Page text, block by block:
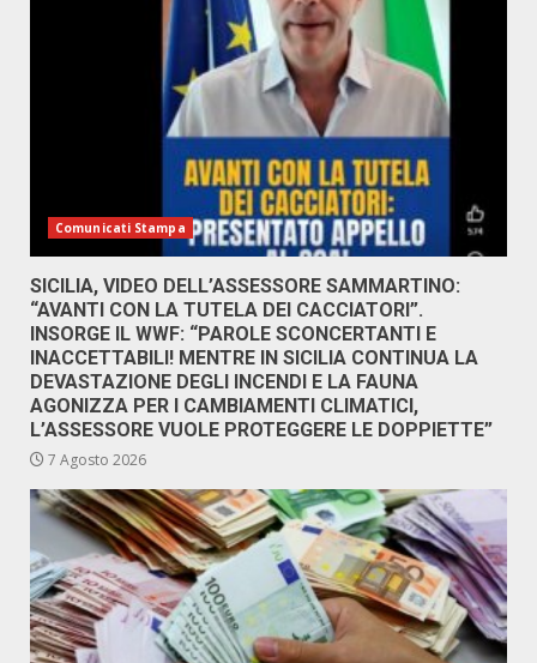
Comunicati Stampa
SICILIA, VIDEO DELL’ASSESSORE SAMMARTINO:
“AVANTI CON LA TUTELA DEI CACCIATORI”.
INSORGE IL WWF: “PAROLE SCONCERTANTI E
INACCETTABILI! MENTRE IN SICILIA CONTINUA LA
DEVASTAZIONE DEGLI INCENDI E LA FAUNA
AGONIZZA PER I CAMBIAMENTI CLIMATICI,
L’ASSESSORE VUOLE PROTEGGERE LE DOPPIETTE”
7 Agosto 2026